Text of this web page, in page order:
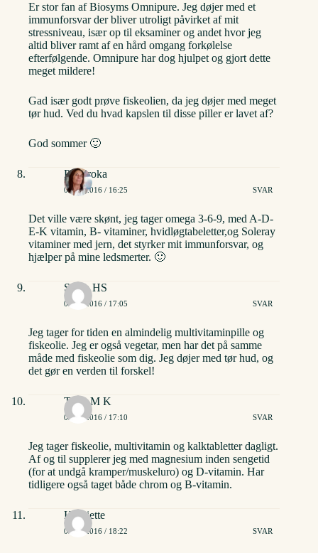
Er stor fan af Biosyms Omnipure. Jeg døjer med et
immunforsvar der bliver utroligt påvirket af mit
stressniveau, især op til eksaminer og andet hvor jeg
altid bliver ramt af en hård omgang forkølelse
efterfølgende. Omnipure har dog hjulpet og gjort dette
meget mildere!
Gad især godt prøve fiskeolien, da jeg døjer med meget
tør hud. Ved du hvad kapslen til disse piller er lavet af?
God sommer 🙂
Pia Sroka
02/06/2016 / 16:25 SVAR
Det ville være skønt, jeg tager omega 3-6-9, med A-D-
E-K vitamin, B- vitaminer, hvidløgtabeletter,og Soleray
vitaminer med jern, det styrker mit immunforsvar, og
hjælper på mine ledsmerter. 🙂
Sarah HS
02/06/2016 / 17:05 SVAR
Jeg tager for tiden en almindelig multivitaminpille og
fiskeolie. Jeg er også vegetar, men har det på samme
måde med fiskeolie som dig. Jeg døjer med tør hud, og
det gør en verden til forskel!
Trine M K
02/06/2016 / 17:10 SVAR
Jeg tager fiskeolie, multivitamin og kalktabletter dagligt.
Af og til supplerer jeg med magnesium inden sengetid
(for at undgå kramper/muskeluro) og D-vitamin. Har
tidligere også taget både chrom og B-vitamin.
Henriette
02/06/2016 / 18:22 SVAR